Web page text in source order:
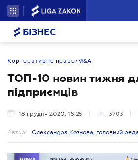
БІЗНЕС
Корпоративне право/M&A
ТОП-10 новин тижня
підприємців
18 грудня 2020, 16:25 3703
Автор: Олександра Кознова, головний